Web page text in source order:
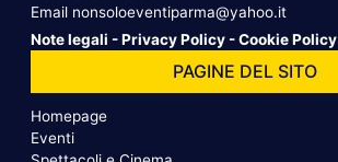
Email nonsoloeventiparma@yahoo.it
Note legali -Privacy Policy -Cookie Policy
PAGINE DEL SITO
Homepage
Eventi